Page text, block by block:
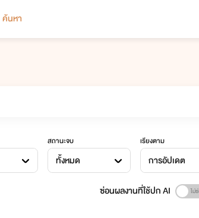
ค้นหา
สถานะจบ
ทั้งหมด
เรียงตาม
การอัปเดต
ซ่อนผลงานที่ใช้ปก AI